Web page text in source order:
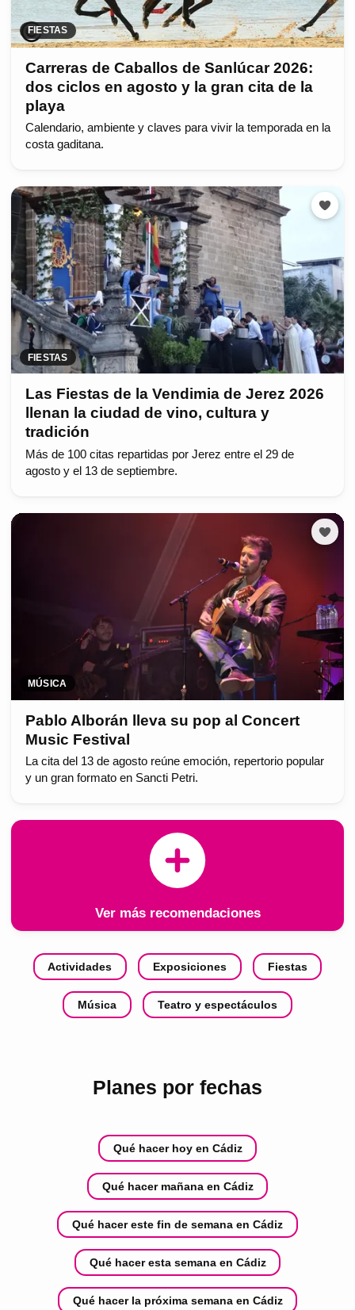
FIESTAS
Carreras de Caballos de Sanlúcar 2026:
dos ciclos en agosto y la gran cita de la
playa
Calendario, ambiente y claves para vivir la temporada en la
costa gaditana.
FIESTAS
Las Fiestas de la Vendimia de Jerez 2026
llenan la ciudad de vino, cultura y
tradición
Más de 100 citas repartidas por Jerez entre el 29 de
agosto y el 13 de septiembre.
MÚSICA
Pablo Alborán lleva su pop al Concert
Music Festival
La cita del 13 de agosto reúne emoción, repertorio popular
y un gran formato en Sancti Petri.
Ver más recomendaciones
Actividades Exposiciones Fiestas
Música Teatro y espectáculos
Planes por fechas
Qué hacer hoy en Cádiz
Qué hacer mañana en Cádiz
Qué hacer este fin de semana en Cádiz
Qué hacer esta semana en Cádiz
Qué hacer la próxima semana en Cádiz